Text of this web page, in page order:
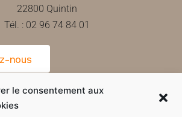
le consentement aux
22800 Quintin
Tél. : 02 96 74 84 01
nous